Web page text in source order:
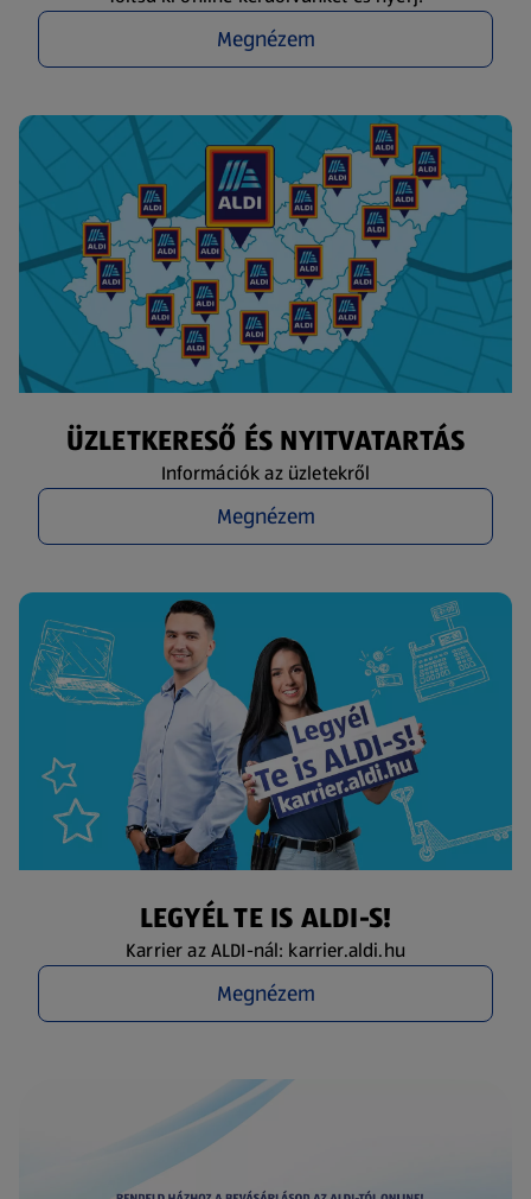
Megnézem
ÜZLETKERESŐ ÉS NYITVATARTÁS
Információk az üzletekről
Megnézem
LEGYÉL TE IS ALDI-S!
Karrier az ALDI-nál: karrier.aldi.hu
Megnézem